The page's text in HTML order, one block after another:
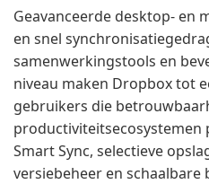
Geavanceerde desktop- en
en snel
samenwerkingstools en
niveau maken Dropbox tot
gebruikers die
productiviteitsecosystemen
Smart Sync, selectieve
versiebeheer en